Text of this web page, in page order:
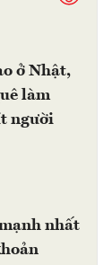
ở Nhật,
làm
người
nhất